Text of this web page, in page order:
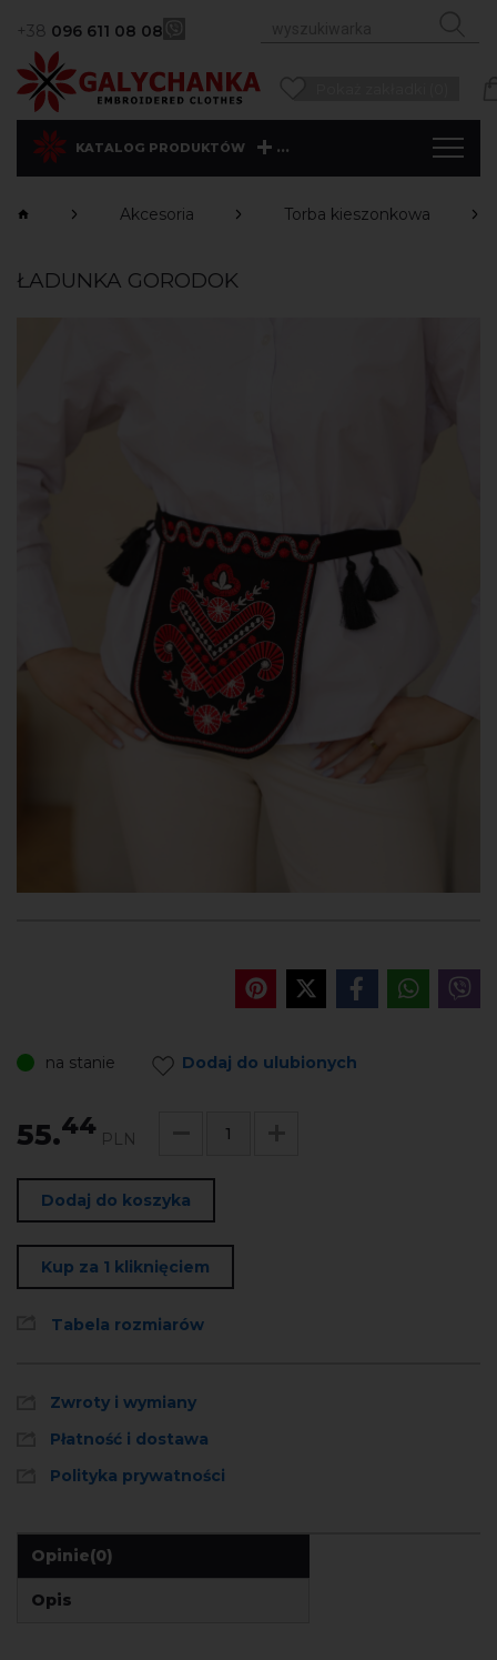
+38 096 611 08 08
KATALOG PRODUKTÓW ...
Akcesoria Torba kieszonkowa
ŁADUNKA GORODOK
na stanie Dodaj do ulubionych
55.44 PLN
Dodaj do koszyka
Kup za 1 kliknięciem
Tabela rozmiarów
Zwroty i wymiany
Płatność i dostawa
Polityka prywatności
Opinie(0)
Opis